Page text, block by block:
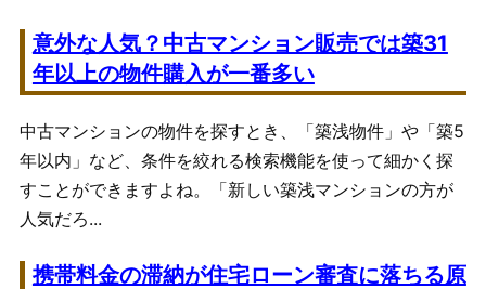
意外な人気？中古マンション販売では築31
年以上の物件購入が一番多い
中古マンションの物件を探すとき、「築浅物件」や「築5
年以内」など、条件を絞れる検索機能を使って細かく探
すことができますよね。「新しい築浅マンションの方が
人気だろ...
携帯料金の滞納が住宅ローン審査に落ちる原